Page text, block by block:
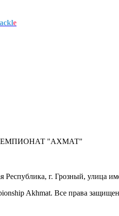
e
"АХМАТ"
г. Грозный, улица
Akhmat. Все права